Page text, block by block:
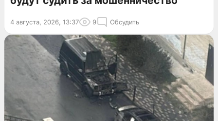
4 августа, 2026, 13:37 9 Обсудить